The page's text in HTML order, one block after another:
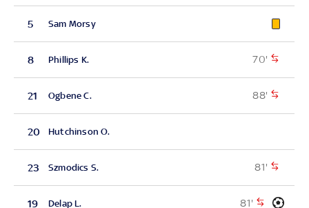
5 Sam Morsy
8 Phillips K. 70'
21 Ogbene C. 88'
20 Hutchinson O.
23 Szmodics S. 81'
19 Delap L. 81'